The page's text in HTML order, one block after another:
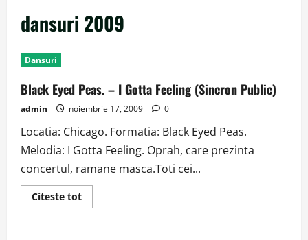
dansuri 2009
Dansuri
Black Eyed Peas. – I Gotta Feeling (Sincron Public)
admin noiembrie 17, 2009 0
Locatia: Chicago. Formatia: Black Eyed Peas.
Melodia: I Gotta Feeling. Oprah, care prezinta
concertul, ramane masca.Toti cei...
Citeste totRead
more